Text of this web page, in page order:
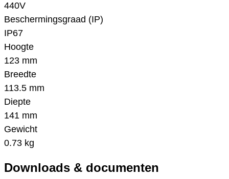
440V
Beschermingsgraad (IP)
IP67
Hoogte
123 mm
Breedte
113.5 mm
Diepte
141 mm
Gewicht
0.73 kg
Downloads & documenten